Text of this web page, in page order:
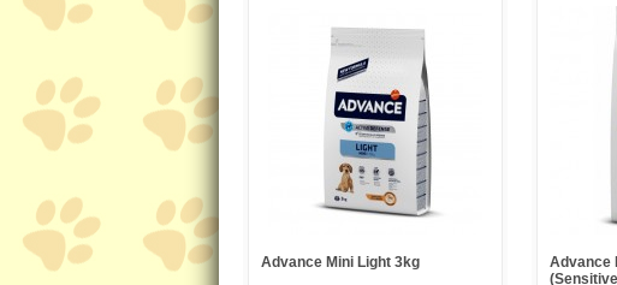
Advance Mini Light 3kg
Advance